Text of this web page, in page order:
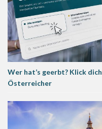
Wer hat’s geerbt? Klick
Österreicher